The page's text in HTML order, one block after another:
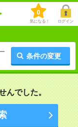
0
気になる！ ログイン
条件の変更
んでした。